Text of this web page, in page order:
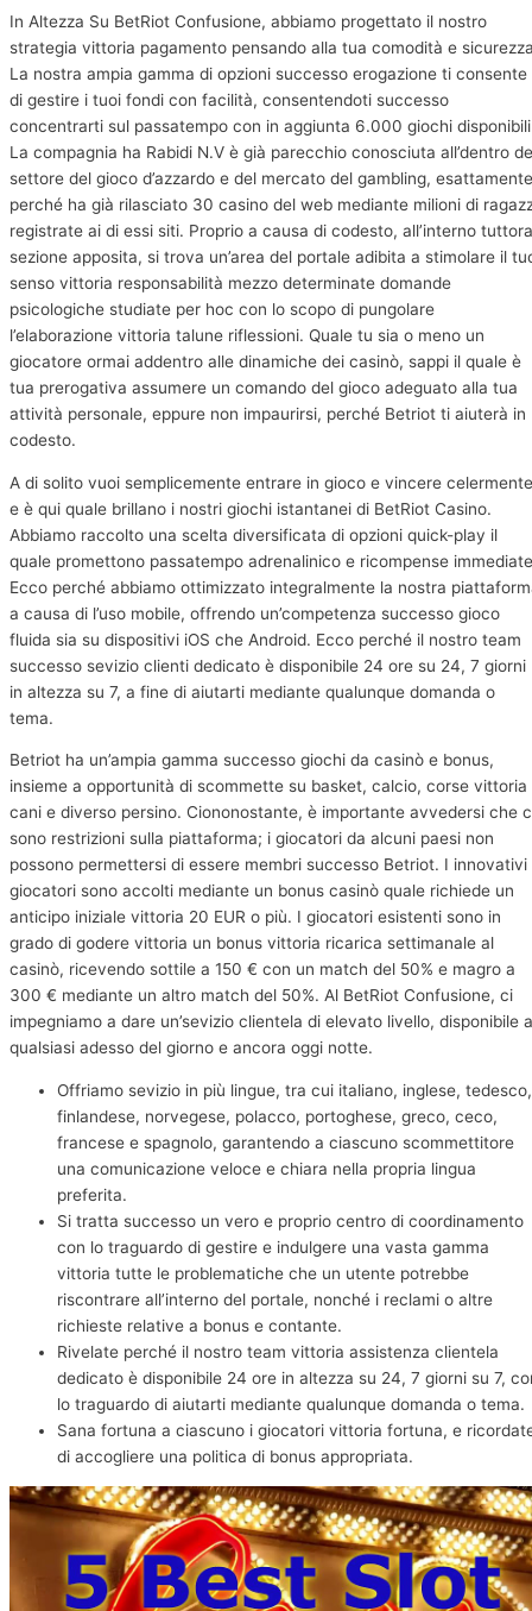
In Altezza Su BetRiot Confusione, abbiamo progettato il nostro
strategia vittoria pagamento pensando alla tua comodità e
La nostra ampia gamma di opzioni successo erogazione ti consente
di gestire i tuoi fondi con facilità, consentendoti successo
concentrarti sul passatempo con in aggiunta 6.000 giochi
La compagnia ha Rabidi N.V è già parecchio conosciuta all’dentro
settore del gioco d’azzardo e del mercato del gambling, esattamente
perché ha già rilasciato 30 casino del web mediante milioni di
registrate ai di essi siti. Proprio a causa di codesto, all’interno tuttora
sezione apposita, si trova un’area del portale adibita a stimolare il
senso vittoria responsabilità mezzo determinate domande
psicologiche studiate per hoc con lo scopo di pungolare
l’elaborazione vittoria talune riflessioni. Quale tu sia o meno un
giocatore ormai addentro alle dinamiche dei casinò, sappi il quale è
tua prerogativa assumere un comando del gioco adeguato alla tua
attività personale, eppure non impaurirsi, perché Betriot ti aiuterà in
codesto.
A di solito vuoi semplicemente entrare in gioco e vincere
e è qui quale brillano i nostri giochi istantanei di BetRiot Casino.
Abbiamo raccolto una scelta diversificata di opzioni quick-play il
quale promettono passatempo adrenalinico e ricompense
Ecco perché abbiamo ottimizzato integralmente la nostra
a causa di l’uso mobile, offrendo un’competenza successo gioco
fluida sia su dispositivi iOS che Android. Ecco perché il nostro team
successo sevizio clienti dedicato è disponibile 24 ore su 24, 7 giorni
in altezza su 7, a fine di aiutarti mediante qualunque domanda o
tema.
Betriot ha un’ampia gamma successo giochi da casinò e bonus,
insieme a opportunità di scommette su basket, calcio, corse vittoria
cani e diverso persino. Ciononostante, è importante avvedersi che
sono restrizioni sulla piattaforma; i giocatori da alcuni paesi non
possono permettersi di essere membri successo Betriot. I innovativi
giocatori sono accolti mediante un bonus casinò quale richiede un
anticipo iniziale vittoria 20 EUR o più. I giocatori esistenti sono in
grado di godere vittoria un bonus vittoria ricarica settimanale al
casinò, ricevendo sottile a 150 € con un match del 50% e magro a
300 € mediante un altro match del 50%. Al BetRiot Confusione, ci
impegniamo a dare un’sevizio clientela di elevato livello, disponibile a
qualsiasi adesso del giorno e ancora oggi notte.
Offriamo sevizio in più lingue, tra cui italiano, inglese, tedesco,
finlandese, norvegese, polacco, portoghese, greco, ceco,
francese e spagnolo, garantendo a ciascuno scommettitore
una comunicazione veloce e chiara nella propria lingua
preferita.
Si tratta successo un vero e proprio centro di coordinamento
con lo traguardo di gestire e indulgere una vasta gamma
vittoria tutte le problematiche che un utente potrebbe
riscontrare all’interno del portale, nonché i reclami o altre
richieste relative a bonus e contante.
Rivelate perché il nostro team vittoria assistenza clientela
dedicato è disponibile 24 ore in altezza su 24, 7 giorni su 7,
lo traguardo di aiutarti mediante qualunque domanda o tema.
Sana fortuna a ciascuno i giocatori vittoria fortuna, e
di accogliere una politica di bonus appropriata.